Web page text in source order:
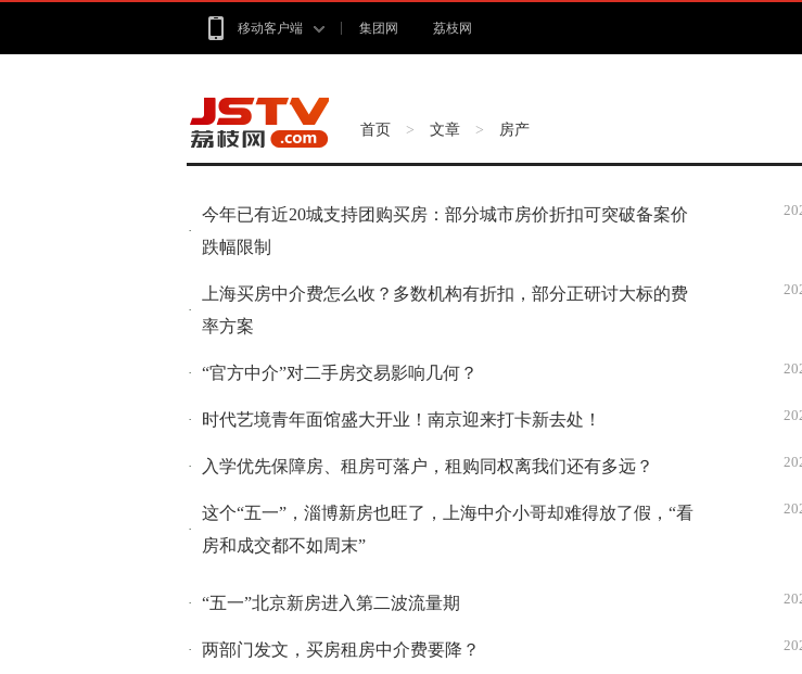
移动客户端 集团网 荔枝网
首页 > 文章 > 房产
·
今年已有近20城支持团购买房：部分城市房价折扣可突破备案价
跌幅限制
·
上海买房中介费怎么收？多数机构有折扣，部分正研讨大标的费
率方案
· “官方中介”对二手房交易影响几何？
· 时代艺境青年面馆盛大开业！南京迎来打卡新去处！
· 入学优先保障房、租房可落户，租购同权离我们还有多远？
·
这个“五一”，淄博新房也旺了，上海中介小哥却难得放了假，“看
房和成交都不如周末”
· “五一”北京新房进入第二波流量期
· 两部门发文，买房租房中介费要降？